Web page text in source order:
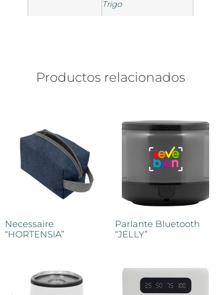
Trigo
Productos relacionados
Necessaire
“HORTENSIA”
Parlante Bluetooth
“JELLY”